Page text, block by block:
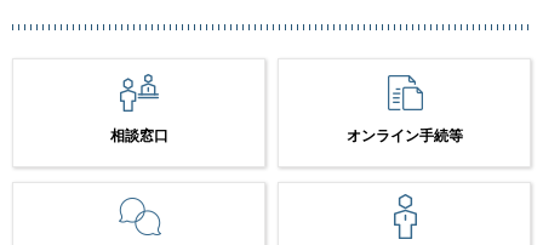
相談窓口 オンライン手続等